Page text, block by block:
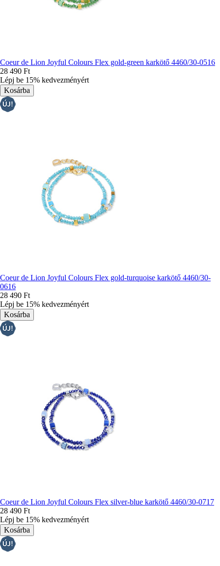
Coeur de Lion Joyful Colours Flex gold-green karkötő 4460/30-0516
28 490 Ft
Lépj be 15% kedvezményért
Coeur de Lion Joyful Colours Flex gold-turquoise karkötő 4460/30-
0616
28 490 Ft
Lépj be 15% kedvezményért
Coeur de Lion Joyful Colours Flex silver-blue karkötő 4460/30-0717
28 490 Ft
Lépj be 15% kedvezményért